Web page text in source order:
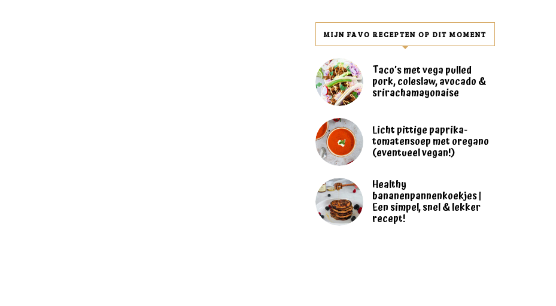
MIJN FAVO RECEPTEN OP DIT MOMENT
Taco’s met vega pulled
pork, coleslaw, avocado &
srirachamayonaise
Licht pittige paprika-
tomatensoep met oregano
(eventueel vegan!)
Healthy
bananenpannenkoekjes |
Een simpel, snel & lekker
recept!